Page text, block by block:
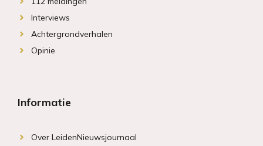
Interviews
Achtergrondverhalen
Opinie
Informatie
Over LeidenNieuwsjournaal